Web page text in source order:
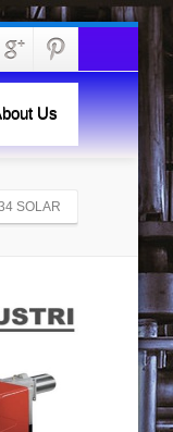
Us
SOLAR